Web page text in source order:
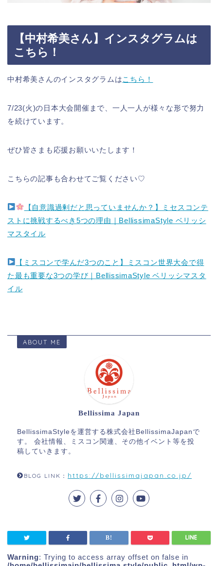
【中村希美さん】インスタグラムは
こちら！
中村希美さんのインスタグラムはこちら！
7/23(火)の日本大会開催まで、一人一人が様々な形で努力
を続けています。
ぜひ皆さまも応援お願いいたします！
こちらの記事も合わせてご覧ください♡
【自意識過剰だと思っていませんか？】ミセスコンテ
ストに挑戦するべき5つの理由｜BellissimaStyle ベリッシ
マスタイル
【ミスコンで学んだ3つのこと】ミスコン世界大会で得
た最も重要な3つの学び｜BellissimaStyle ベリッシマスタ
イル
ABOUT ME
Bellissima Japan
BellissimaStyleを運営する株式会社BellissimaJapanで
す。 会社情報、ミスコン関連、その他イベント等を投
稿していきます。
BLOG LINK： https://bellissimajapan.co.jp/
Warning: Trying to access array offset on false in